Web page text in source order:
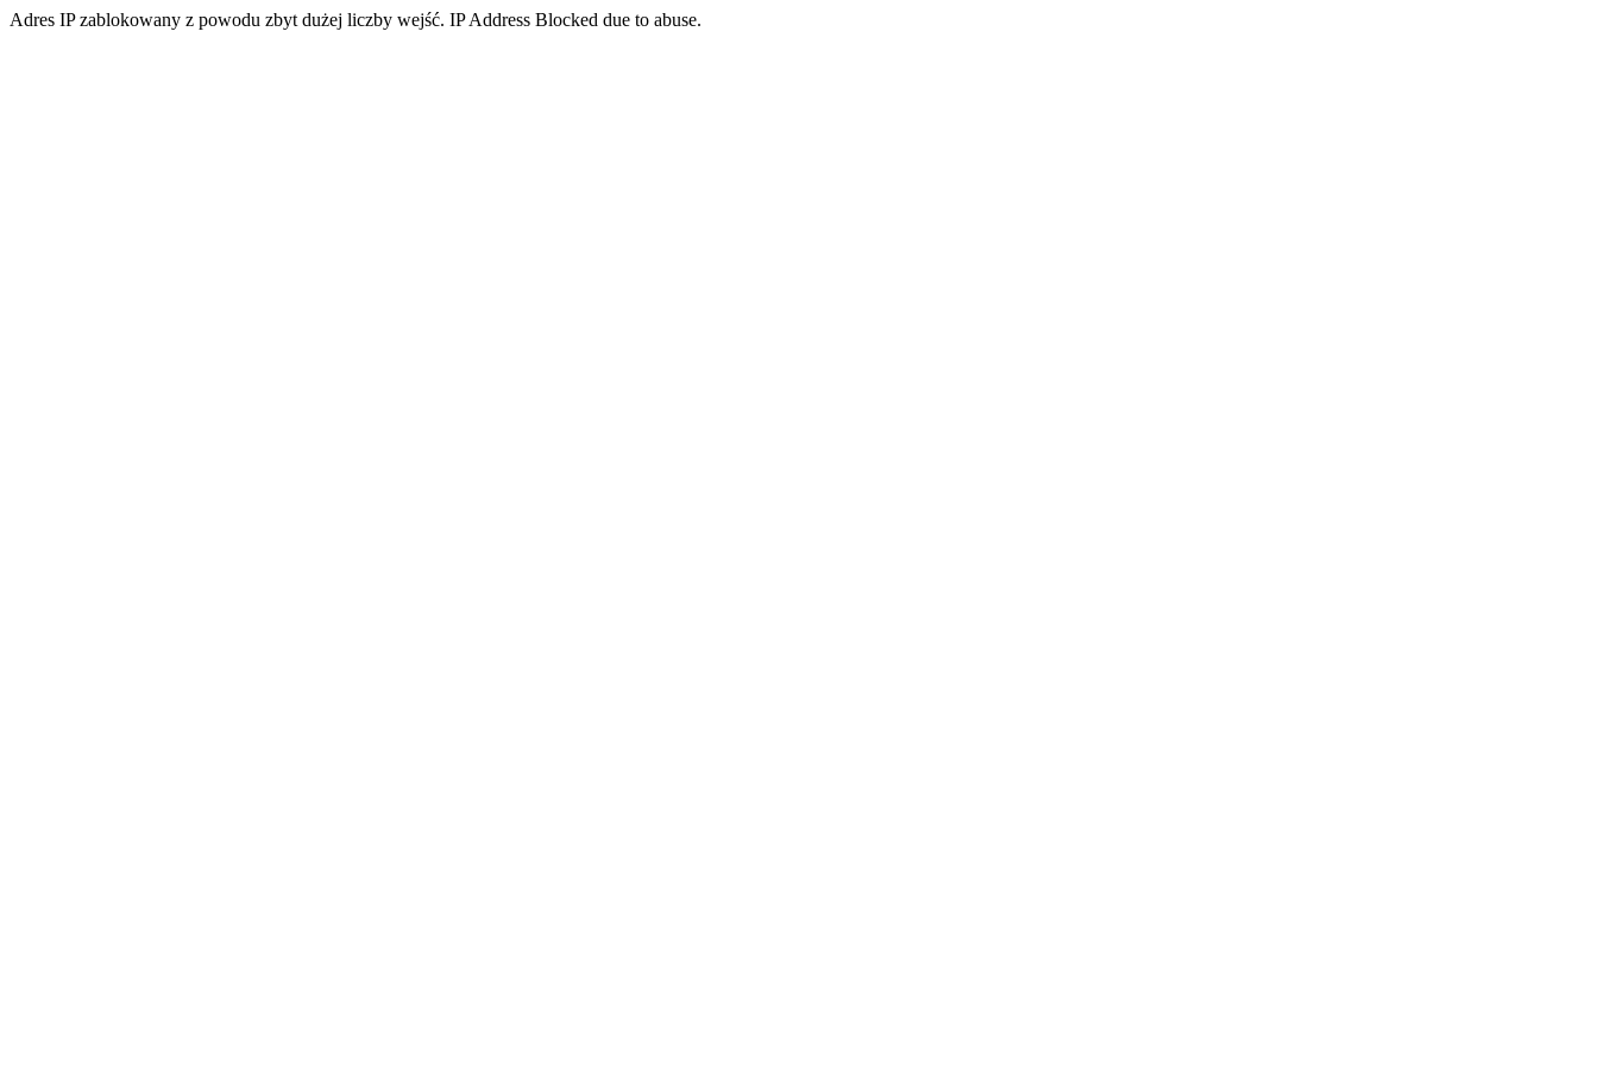
Adres IP zablokowany z powodu zbyt dużej liczby wejść. IP Address Blocked due to abuse.